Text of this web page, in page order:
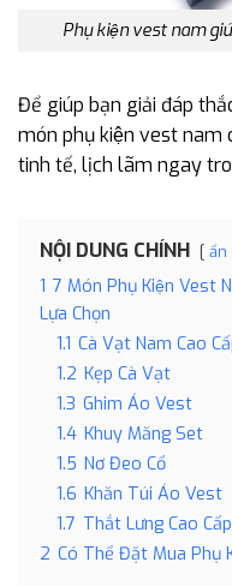
Phụ kiện vest nam
Để giúp bạn giải đáp
món phụ kiện vest nam
tinh tế, lịch lãm ngay
NỘI DUNG CHÍNH ẩn
1 7 Món Phụ Kiện Vest
Lựa Chọn
1.1 Cà Vạt Nam Cao
1.2 Kẹp Cà Vạt
1.3 Ghim Áo Vest
1.4 Khuy Măng Set
1.5 Nơ Đeo Cổ
1.6 Khăn Túi Áo Vest
1.7 Thắt Lưng Cao Cấp
2 Có Thể Đặt Mua Phụ